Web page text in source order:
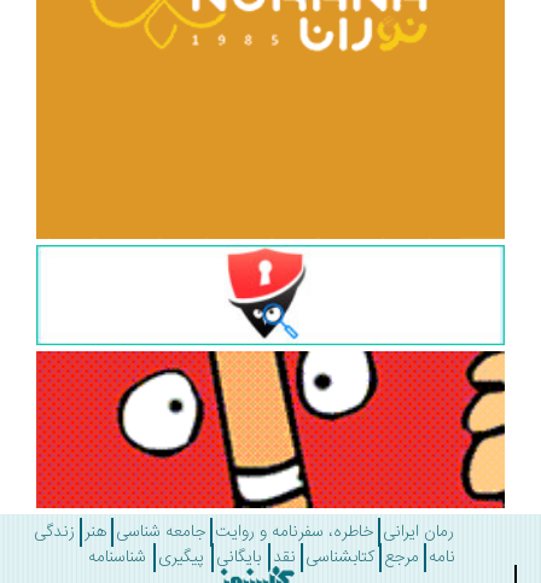
رمان ایرانی خاطره، سفرنامه و روایت جامعه شناسی هنر زندگی
نامه مرجع کتابشناسی نقد بایگانی پیگیری شناسنامه